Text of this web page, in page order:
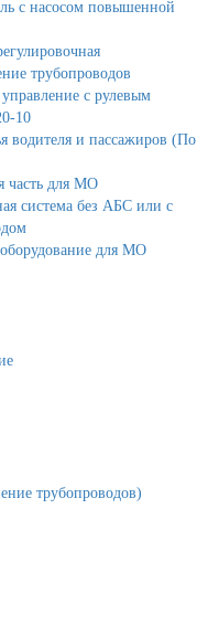
с насосом повышенной
трубопроводов
с рулевым
10
водителя и пассажиров (По
часть для МО
система без АБС или с
для МО
трубопроводов)